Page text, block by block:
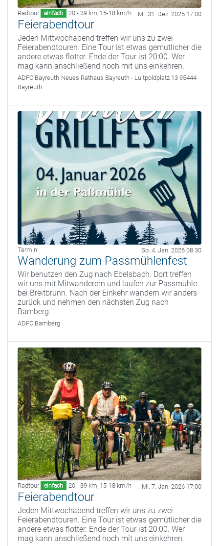
Radtour einfach 20 - 39 km, 15-18 km/h Mi. 31. Dez. 2025 17:00
Feierabendtour
Jeden Mittwochabend treffen wir uns zu zwei
Feierabendtouren. Eine Tour ist etwas gemütlicher die
andere etwas flotter. Ende der Tour ist 20:00. Wer
mag kann anschließend noch mit uns einkehren.
ADFC Bayreuth Neues Rathaus Bayreuth - Luitpoldplatz 13 95444
Bayreuth
Termin So. 4. Jan. 2026 08:30
Wanderung zum Passmühlenfest
Wir benutzen den Zug nach Ebelsbach. Dort treffen
wir uns mit Mitwanderern und laufen zur Passmühle
bei Breitbrunn. Nach der Einkehr wandern wir anders
zurück und nehmen den nächsten Zug nach
Bamberg.
ADFC Bamberg
Radtour einfach 20 - 39 km, 15-18 km/h Mi. 7. Jan. 2026 17:00
Feierabendtour
Jeden Mittwochabend treffen wir uns zu zwei
Feierabendtouren. Eine Tour ist etwas gemütlicher die
andere etwas flotter. Ende der Tour ist 20:00. Wer
mag kann anschließend noch mit uns einkehren.